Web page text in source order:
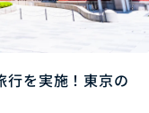
行を実施！東京の